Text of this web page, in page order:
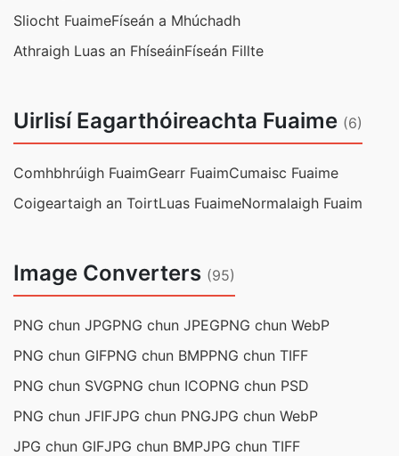
Sliocht FuaimeFíseán a Mhúchadh
Athraigh Luas an FhíseáinFíseán Fillte
Uirlisí Eagarthóireachta Fuaime (6)
Comhbhrúigh FuaimGearr FuaimCumaisc Fuaime
Coigeartaigh an ToirtLuas FuaimeNormalaigh Fuaim
Image Converters (95)
PNG chun JPGPNG chun JPEGPNG chun WebP
PNG chun GIFPNG chun BMPPNG chun TIFF
PNG chun SVGPNG chun ICOPNG chun PSD
PNG chun JFIFJPG chun PNGJPG chun WebP
JPG chun GIFJPG chun BMPJPG chun TIFF